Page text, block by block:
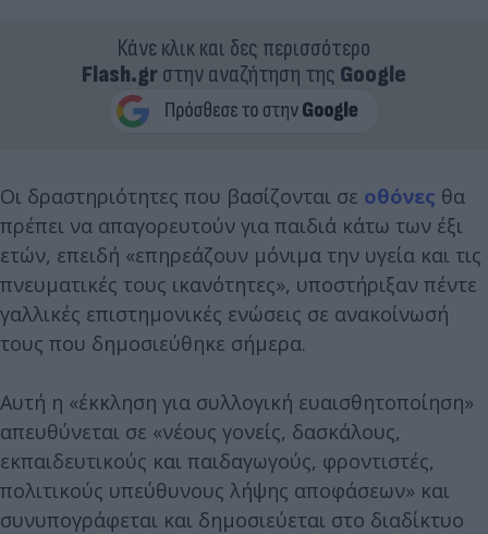
Κάνε κλικ και δες περισσότερο
Flash.grστην αναζήτηση της Google
Οι δραστηριότητες που βασίζονται σε οθόνες θα
πρέπει να απαγορευτούν για παιδιά κάτω των έξι
ετών, επειδή «επηρεάζουν μόνιμα την υγεία και τις
πνευματικές τους ικανότητες», υποστήριξαν πέντε
γαλλικές επιστημονικές ενώσεις σε ανακοίνωσή
τους που δημοσιεύθηκε σήμερα.
Αυτή η «έκκληση για συλλογική ευαισθητοποίηση»
απευθύνεται σε «νέους γονείς, δασκάλους,
εκπαιδευτικούς και παιδαγωγούς, φροντιστές,
πολιτικούς υπεύθυνους λήψης αποφάσεων» και
συνυπογράφεται και δημοσιεύεται στο διαδίκτυο